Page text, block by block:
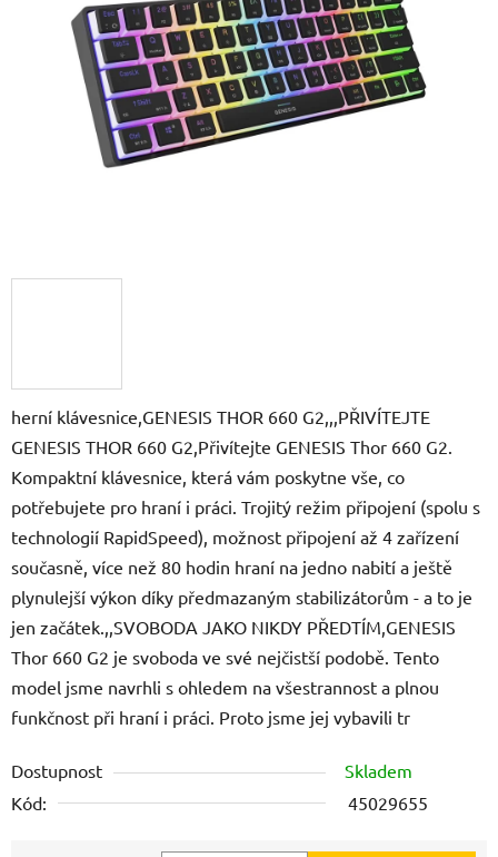
herní klávesnice,GENESIS THOR 660 G2,,,PŘIVÍTEJTE
GENESIS THOR 660 G2,Přivítejte GENESIS Thor 660 G2.
Kompaktní klávesnice, která vám poskytne vše, co
potřebujete pro hraní i práci. Trojitý režim připojení (spolu s
technologií RapidSpeed), možnost připojení až 4 zařízení
současně, více než 80 hodin hraní na jedno nabití a ještě
plynulejší výkon díky předmazaným stabilizátorům - a to je
jen začátek.,,SVOBODA JAKO NIKDY PŘEDTÍM,GENESIS
Thor 660 G2 je svoboda ve své nejčistší podobě. Tento
model jsme navrhli s ohledem na všestrannost a plnou
funkčnost při hraní i práci. Proto jsme jej vybavili tr
Dostupnost
Skladem
Kód:
45029655
hvězdiček.